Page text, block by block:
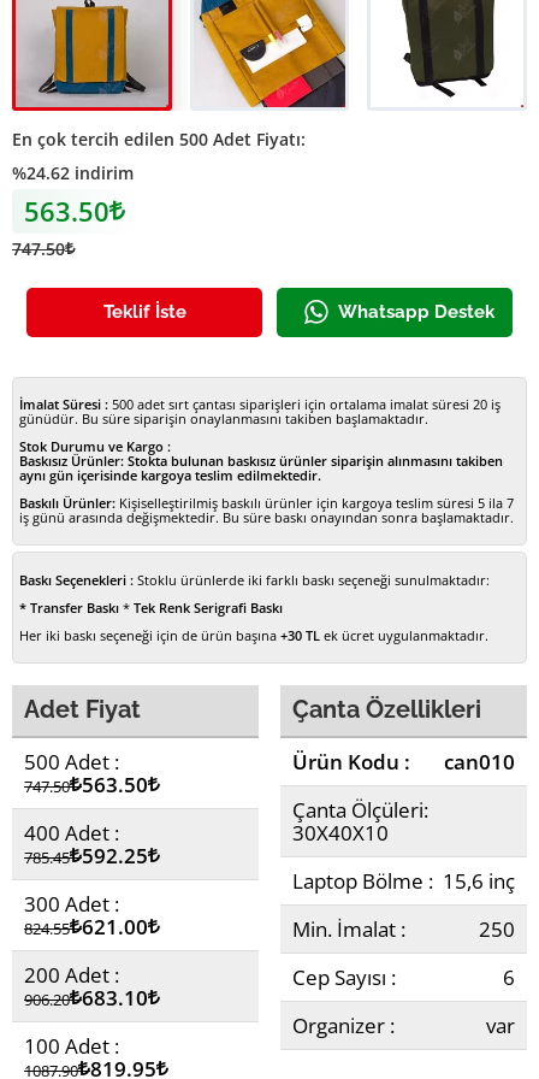
Kanvas Sırt Çantası Kanvas Sırt Çantası
kanvas sırt çantası
En çok tercih edilen 500 Adet Fiyatı:
%24.62 indirim
563.50
747.50 Lira
Teklif İste Whatsapp Destek
İmalat Süresi : 500 adet sırt çantası siparişleri için ortalama imalat süresi 20 iş
günüdür. Bu süre siparişin onaylanmasını takiben başlamaktadır.
Stok Durumu ve Kargo :
Baskısız Ürünler: Stokta bulunan baskısız ürünler siparişin alınmasını takiben
aynı gün içerisinde kargoya teslim edilmektedir.
Baskılı Ürünler: Kişiselleştirilmiş baskılı ürünler için kargoya teslim süresi 5 ila 7
iş günü arasında değişmektedir. Bu süre baskı onayından sonra başlamaktadır.
Baskı Seçenekleri : Stoklu ürünlerde iki farklı baskı seçeneği sunulmaktadır:
* Transfer Baskı * Tek Renk Serigrafi Baskı
Her iki baskı seçeneği için de ürün başına +30 TL ek ücret uygulanmaktadır.
Adet Fiyat
500 Adet :
747.50 Lira
563.50
400 Adet :
785.45 Lira
592.25
300 Adet :
824.55 Lira
621.00
200 Adet :
906.20 Lira
683.10
100 Adet :
1087.90 Lira
819.95
Çanta Özellikleri
Ürün Kodu :
can010
Çanta Ölçüleri:
30X40X10
Laptop Bölme : 15,6 inç
Min. İmalat :
250
Cep Sayısı :
6
Organizer :
var